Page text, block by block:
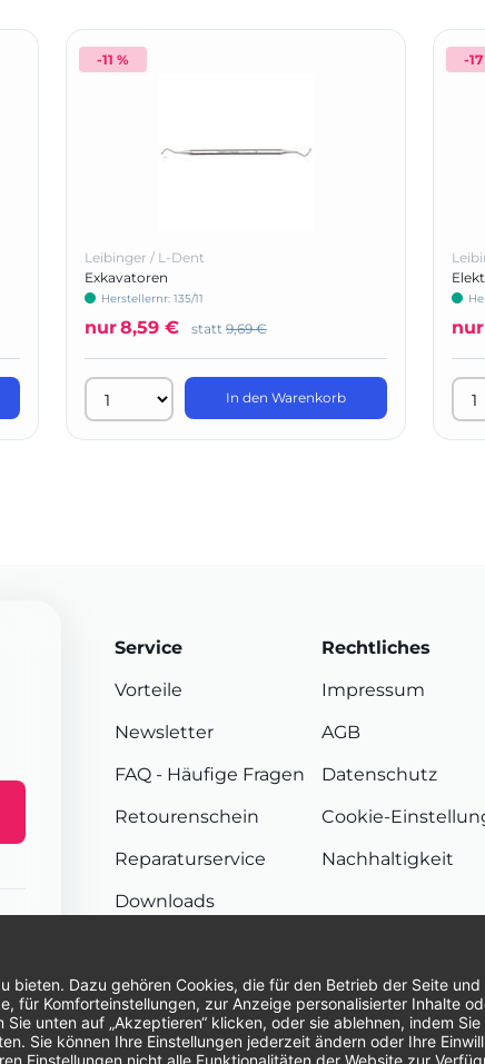
-11 %
Leibinger / L-Dent
Exkavatoren
Herstellernr: 135/11
nur8,59 € statt 9,69 €
In den Warenkorb
-
nur
Service
Vorteile
Newsletter
FAQ - Häufige Fragen
Retourenschein
Reparaturservice
Downloads
Rechtliches
Impressum
AGB
Datenschutz
Cookie-
Nachhaltigkeit